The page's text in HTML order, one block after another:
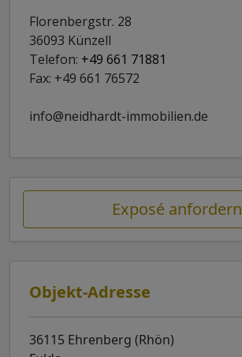
Florenbergstr. 28
36093 Künzell
Telefon: +49 661 71881
Fax: +49 661 76572
info@neidhardt-immobilien.de
Exposé anfordern
Objekt-Adresse
36115 Ehrenberg (Rhön)